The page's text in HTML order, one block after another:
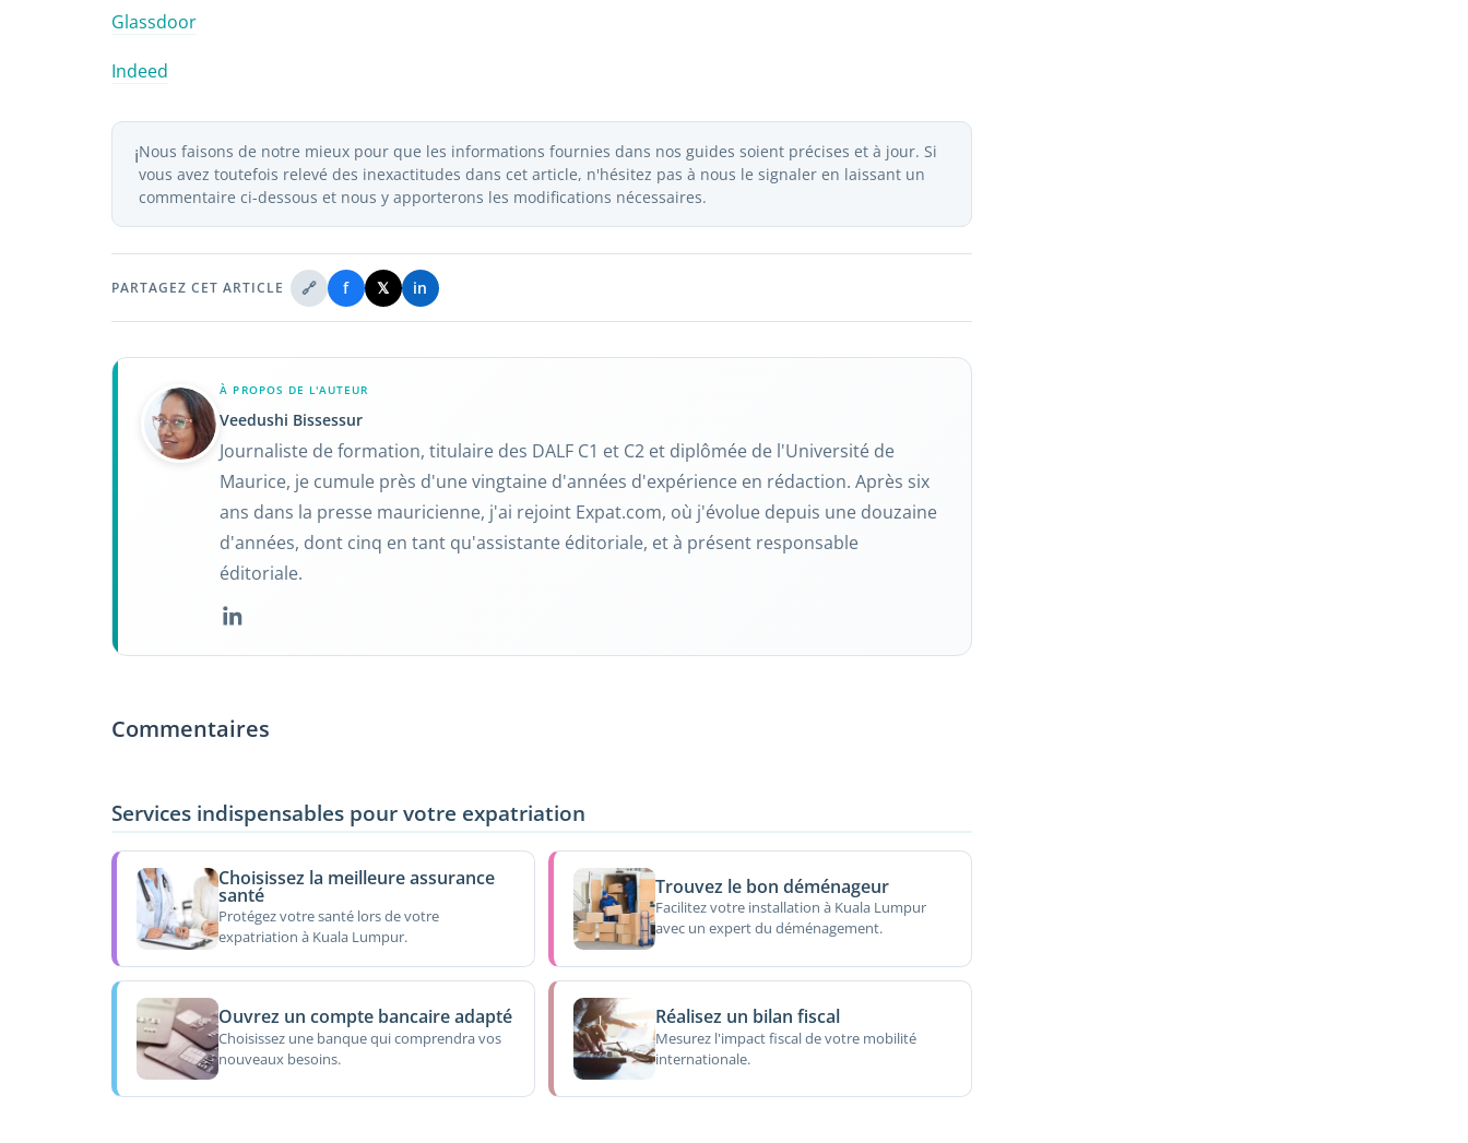
Glassdoor
Indeed
ℹ️Nous faisons de notre mieux pour que les informations fournies dans nos guides soient précises et à jour. Si
vous avez toutefois relevé des inexactitudes dans cet article, n'hésitez pas à nous le signaler en laissant un
commentaire ci-dessous et nous y apporterons les modifications nécessaires.
PARTAGEZ CET ARTICLE 🔗 f 𝕏 in
À PROPOS DE L'AUTEUR
Veedushi Bissessur
Journaliste de formation, titulaire des DALF C1 et C2 et diplômée de l'Université de
Maurice, je cumule près d'une vingtaine d'années d'expérience en rédaction. Après six
ans dans la presse mauricienne, j'ai rejoint Expat.com, où j'évolue depuis une douzaine
d'années, dont cinq en tant qu'assistante éditoriale, et à présent responsable
éditoriale.
Commentaires
Services indispensables pour votre expatriation
Choisissez la meilleure assurance
santé
Protégez votre santé lors de votre
expatriation à Kuala Lumpur.
Trouvez le bon déménageur
Facilitez votre installation à Kuala Lumpur
avec un expert du déménagement.
Ouvrez un compte bancaire adapté
Choisissez une banque qui comprendra vos
nouveaux besoins.
Réalisez un bilan fiscal
Mesurez l'impact fiscal de votre mobilité
internationale.